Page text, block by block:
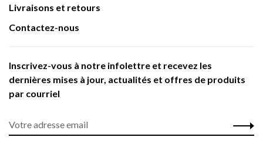
Livraisons et retours
Contactez-nous
Inscrivez-vous à notre infolettre et recevez les
dernières mises à jour, actualités et offres de produits
par courriel